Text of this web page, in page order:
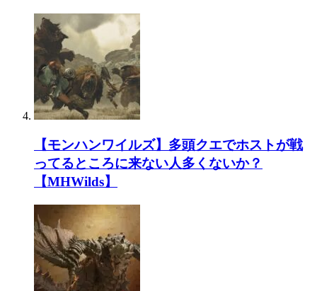
【モンハンワイルズ】多頭クエでホストが戦
ってるところに来ない人多くないか？
【MHWilds】